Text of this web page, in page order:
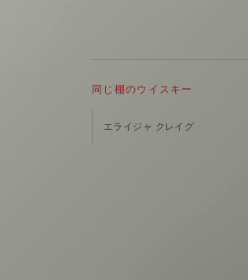
同じ棚のウイスキー
エライジャ クレイグ